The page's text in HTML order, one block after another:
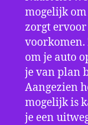
mogelijk
zorgt ervoor
voorkomen.
om je auto
je van plan
Aangezien
mogelijk is
je een